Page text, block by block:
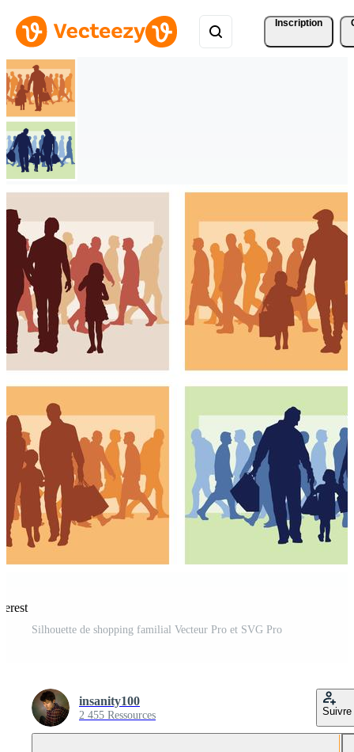
Inscription
Silhouette de shopping familial Vecteur Pro et SVG Pro
insanity100
2 455 Ressources Suivre